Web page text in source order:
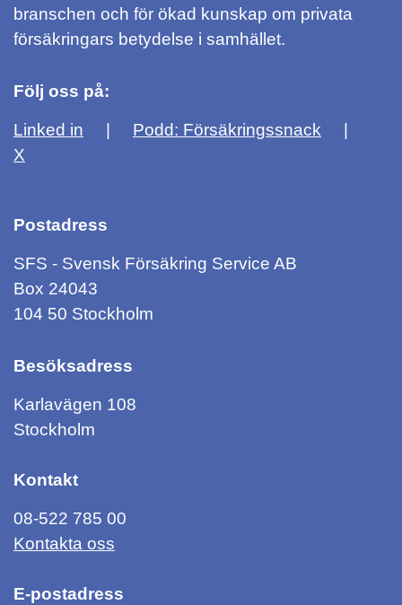
branschen och för ökad kunskap om privata
försäkringars betydelse i samhället.
Följ oss på:
Linked in
Podd: Försäkringssnack
X
Postadress
SFS - Svensk Försäkring Service AB
Box 24043
104 50 Stockholm
Besöksadress
Karlavägen 108
Stockholm
Kontakt
08-522 785 00
Kontakta oss
E-postadress